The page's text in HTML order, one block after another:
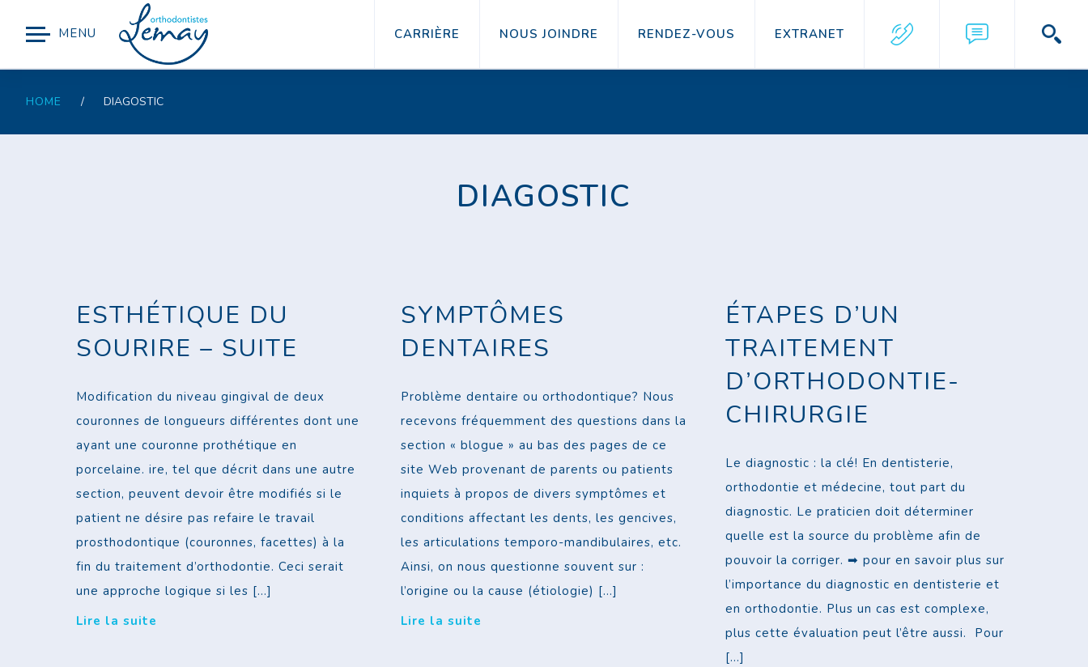
MENU CARRIÈRE NOUS JOINDRE RENDEZ-VOUS EXTRANET
HOME / DIAGOSTIC
DIAGOSTIC
ESTHÉTIQUE DU
SOURIRE – SUITE
Modification du niveau gingival de deux
couronnes de longueurs différentes dont une
ayant une couronne prothétique en
porcelaine. ire, tel que décrit dans une autre
section, peuvent devoir être modifiés si le
patient ne désire pas refaire le travail
prosthodontique (couronnes, facettes) à la
fin du traitement d’orthodontie. Ceci serait
une approche logique si les […]
Lire la suite
SYMPTÔMES
DENTAIRES
Problème dentaire ou orthodontique? Nous
recevons fréquemment des questions dans la
section « blogue » au bas des pages de ce
site Web provenant de parents ou patients
inquiets à propos de divers symptômes et
conditions affectant les dents, les gencives,
les articulations temporo-mandibulaires, etc.
Ainsi, on nous questionne souvent sur :
l’origine ou la cause (étiologie) […]
Lire la suite
ÉTAPES D’UN
TRAITEMENT
D’ORTHODONTIE-
CHIRURGIE
Le diagnostic : la clé! En dentisterie,
orthodontie et médecine, tout part du
diagnostic. Le praticien doit déterminer
quelle est la source du problème afin de
pouvoir la corriger. ➡ pour en savoir plus sur
l’importance du diagnostic en dentisterie et
en orthodontie. Plus un cas est complexe,
plus cette évaluation peut l’être aussi. Pour
[…]